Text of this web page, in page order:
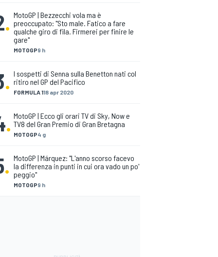
.
MOTOGP9 h
MotoGP | Bezzecchi vola ma è
preoccupato: "Sto male. Fatico a fare
qualche giro di fila. Firmerei per finire le
gare"
. FORMULA 118 apr 2020
I sospetti di Senna sulla Benetton nati col
ritiro nel GP del Pacifico
. MOTOGP4 g
MotoGP | Ecco gli orari TV di Sky, Now e
TV8 del Gran Premio di Gran Bretagna
.
MOTOGP9 h
MotoGP | Márquez: "L'anno scorso facevo
la differenza in punti in cui ora vado un po'
peggio"